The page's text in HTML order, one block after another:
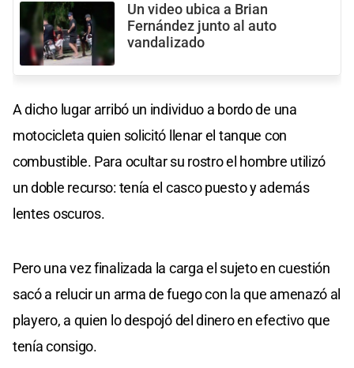
Un video ubica a Brian
Fernández junto al auto
vandalizado
A dicho lugar arribó un individuo a bordo de una
motocicleta quien solicitó llenar el tanque con
combustible. Para ocultar su rostro el hombre utilizó
un doble recurso: tenía el casco puesto y además
lentes oscuros.
Pero una vez finalizada la carga el sujeto en cuestión
sacó a relucir un arma de fuego con la que amenazó al
playero, a quien lo despojó del dinero en efectivo que
tenía consigo.